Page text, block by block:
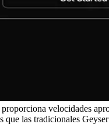
velocidades
que las tradicionales